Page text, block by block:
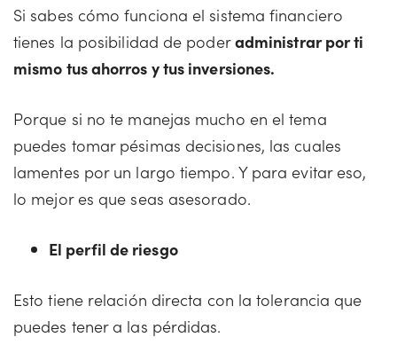
Si sabes cómo funciona el sistema financiero
tienes la posibilidad de poderadministrar por ti
mismo tus ahorros y tus inversiones.
Porque si no te manejas mucho en el tema
puedes tomar pésimas decisiones, las cuales
lamentes por un largo tiempo. Y para evitar eso,
lo mejor es que seas asesorado.
El perfil de riesgo
Esto tiene relación directa con la tolerancia que
puedes tener a las pérdidas.